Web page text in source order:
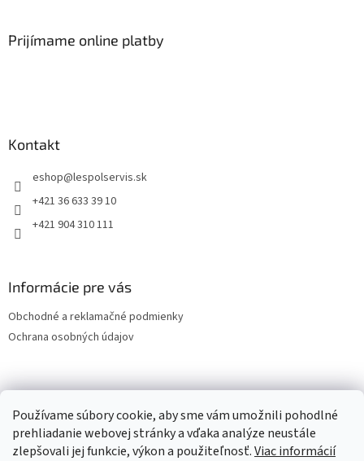
Používame súbory cookie, aby sme vám umožnili pohodlné
prehliadanie webovej stránky a vďaka analýze neustále
zlepšovali jej funkcie, výkon a použiteľnosť.Viac informácií
Prijímame online platby
Kontakt
eshop@lespolservis.sk
+421 36 633 39 10
+421 904 310 111
Informácie pre vás
Obchodné a reklamačné podmienky
Ochrana osobných údajov